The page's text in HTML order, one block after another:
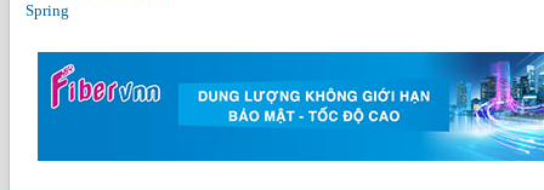
Spring